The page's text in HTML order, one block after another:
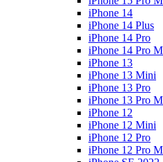
iPhone 14
iPhone 14 Plus
iPhone 14 Pro
iPhone 14 Pro
iPhone 13
iPhone 13 Mini
iPhone 13 Pro
iPhone 13 Pro
iPhone 12
iPhone 12 Mini
iPhone 12 Pro
iPhone 12 Pro